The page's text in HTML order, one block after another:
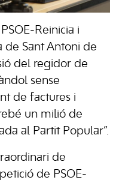
Reinicia i
de Sant Antoni de
del regidor de
sense
de factures i
un milió de
al Partit Popular”.
de
de PSOE-